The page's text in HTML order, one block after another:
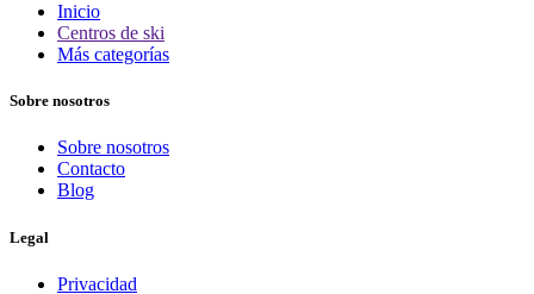
Inicio
Centros de ski
Más categorías
Sobre nosotros
Sobre nosotros
Contacto
Blog
Legal
Privacidad